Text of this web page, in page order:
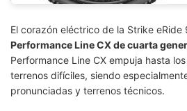
El corazón eléctrico de la Strike eRide
Performance Line CX de cuarta
Performance Line CX empuja hasta
terrenos difíciles, siendo
pronunciadas y terrenos técnicos.